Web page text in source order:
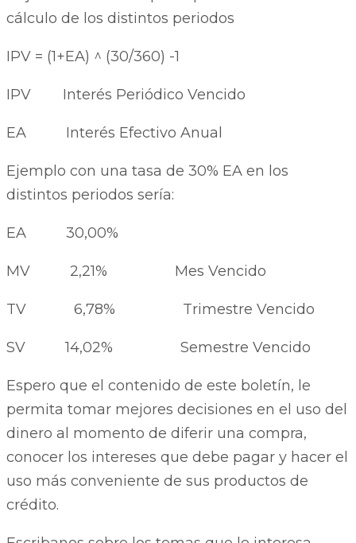
cálculo de los distintos periodos
IPV = (1+EA) ^ (30/360) -1
IPV Interés Periódico Vencido
EA Interés Efectivo Anual
Ejemplo con una tasa de 30% EA en los
distintos periodos sería:
EA 30,00%
MV 2,21% Mes Vencido
TV 6,78% Trimestre Vencido
SV 14,02% Semestre Vencido
Espero que el contenido de este boletín, le
permita tomar mejores decisiones en el uso del
dinero al momento de diferir una compra,
conocer los intereses que debe pagar y hacer el
uso más conveniente de sus productos de
crédito.